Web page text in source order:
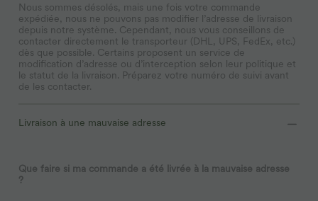
Nous sommes désolés, mais une fois votre commande
expédiée, nous ne pouvons pas modifier l’adresse de livraison
depuis notre système. Cependant, nous vous conseillons de
contacter directement le transporteur (DHL, UPS, FedEx, etc.)
dès que possible. Certains proposent un service de
modification d’adresse ou d’interception selon leur politique et
le statut de la livraison. Préparez votre numéro de suivi avant
de les contacter.
Livraison à une mauvaise adresse
Que faire si ma commande a été livrée à la mauvaise adresse
?